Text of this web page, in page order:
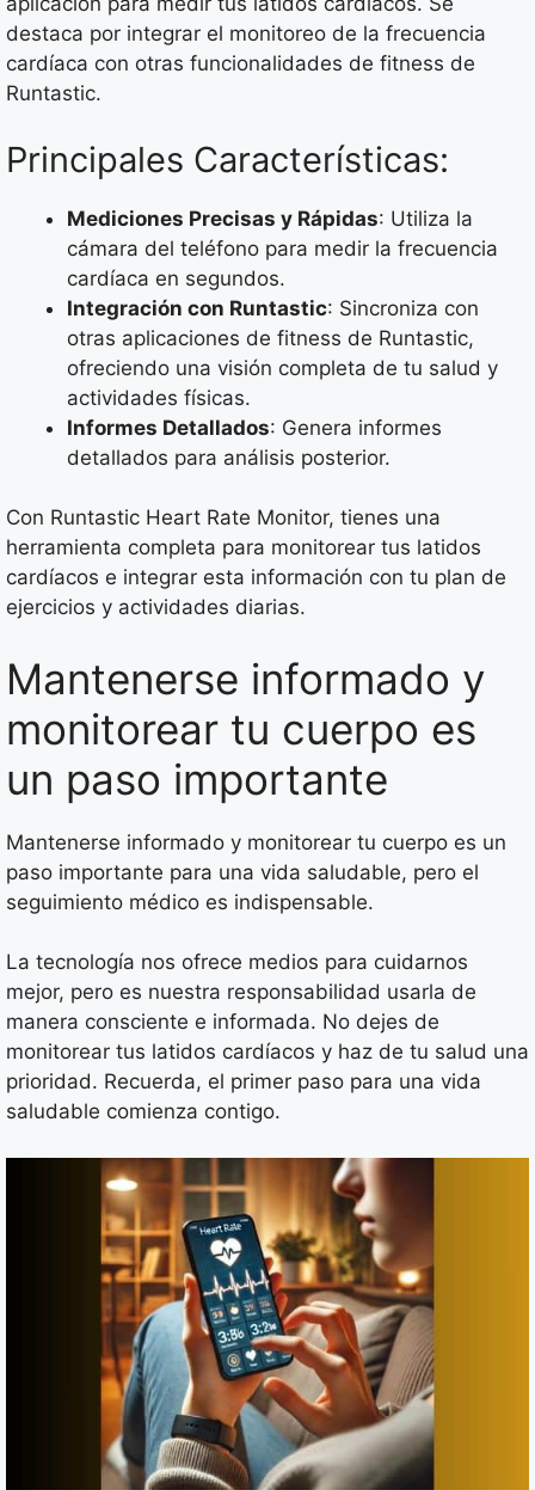
destaca por integrar el monitoreo de la frecuencia
cardíaca con otras funcionalidades de fitness de
Runtastic.
Principales Características:
Mediciones Precisas y Rápidas: Utiliza la
cámara del teléfono para medir la frecuencia
cardíaca en segundos.
Integración con Runtastic: Sincroniza con
otras aplicaciones de fitness de Runtastic,
ofreciendo una visión completa de tu salud y
actividades físicas.
Informes Detallados: Genera informes
detallados para análisis posterior.
Con Runtastic Heart Rate Monitor, tienes una
herramienta completa para monitorear tus latidos
cardíacos e integrar esta información con tu plan de
ejercicios y actividades diarias.
Mantenerse informado y
monitorear tu cuerpo es
un paso importante
Mantenerse informado y monitorear tu cuerpo es un
paso importante para una vida saludable, pero el
seguimiento médico es indispensable.
La tecnología nos ofrece medios para cuidarnos
mejor, pero es nuestra responsabilidad usarla de
manera consciente e informada. No dejes de
monitorear tus latidos cardíacos y haz de tu salud una
prioridad. Recuerda, el primer paso para una vida
saludable comienza contigo.